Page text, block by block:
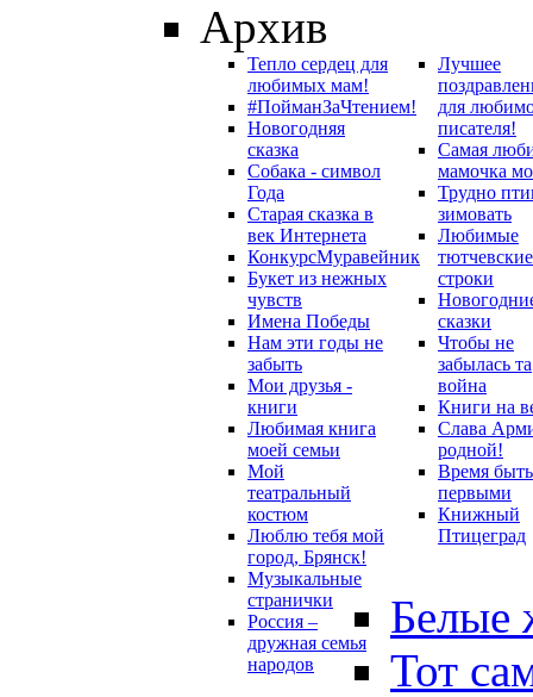
Архив
Тепло сердец для
любимых мам!
#ПойманЗаЧтением!
Новогодняя
сказка
Собака - символ
Года
Старая сказка в
век Интернета
КонкурсМуравейник
Букет из нежных
чувств
Имена Победы
Нам эти годы не
забыть
Мои друзья -
книги
Любимая книга
моей семьи
Мой
театральный
костюм
Люблю тебя мой
город, Брянск!
Музыкальные
странички
Россия –
дружная семья
народов
Лучшее
для
писателя!
Самая
мамочка
Трудно
зимовать
Любимые
тютчевские
строки
сказки
Чтобы не
забылась та
война
Книги на
Слава
родной!
Время быть
первыми
Книжный
Птицеград
Белые
Тот